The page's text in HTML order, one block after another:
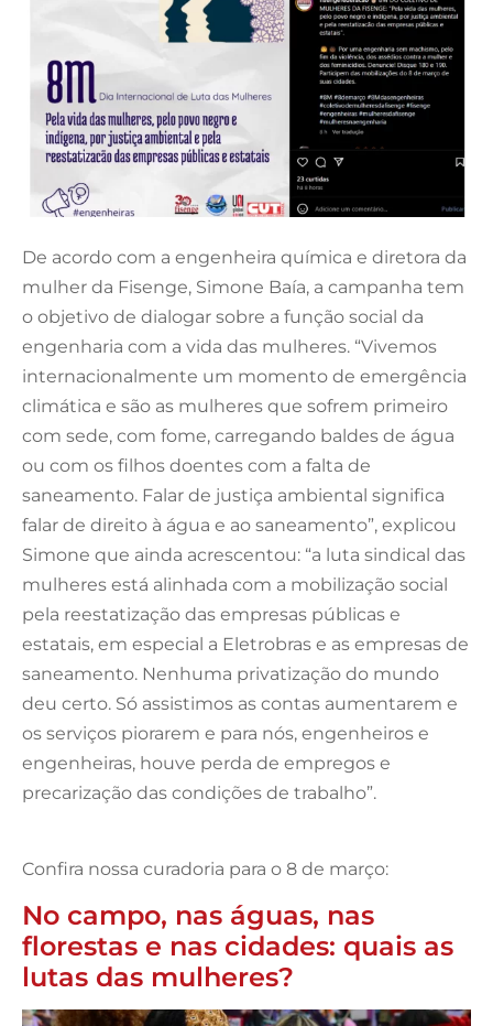
De acordo com a engenheira química e diretora da
mulher da Fisenge, Simone Baía, a campanha tem
o objetivo de dialogar sobre a função social da
engenharia com a vida das mulheres. “Vivemos
internacionalmente um momento de emergência
climática e são as mulheres que sofrem primeiro
com sede, com fome, carregando baldes de água
ou com os filhos doentes com a falta de
saneamento. Falar de justiça ambiental significa
falar de direito à água e ao saneamento”, explicou
Simone que ainda acrescentou: “a luta sindical das
mulheres está alinhada com a mobilização social
pela reestatização das empresas públicas e
estatais, em especial a Eletrobras e as empresas de
saneamento. Nenhuma privatização do mundo
deu certo. Só assistimos as contas aumentarem e
os serviços piorarem e para nós, engenheiros e
engenheiras, houve perda de empregos e
precarização das condições de trabalho”.
Confira nossa curadoria para o 8 de março:
No campo, nas águas, nas
florestas e nas cidades: quais as
lutas das mulheres?